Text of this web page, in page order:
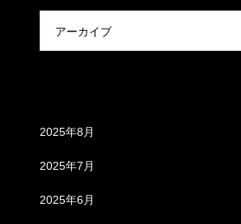
アーカイブ
2025年8月
2025年7月
2025年6月